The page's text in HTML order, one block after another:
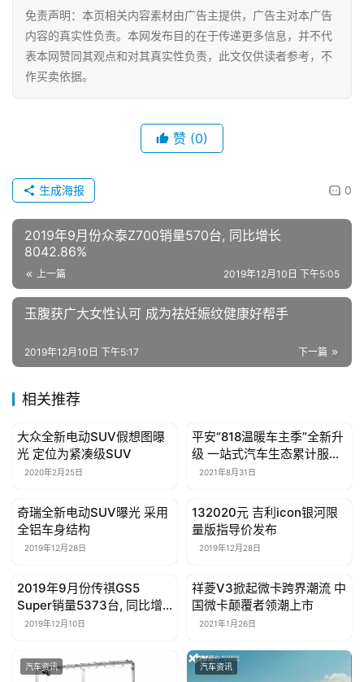
联
系
我
们
免责声明：本页相关内容素材由广告主提供，广告主对本广告
内容的真实性负责。本网发布目的在于传递更多信息，并不代
表本网赞同其观点和对其真实性负责，此文仅供读者参考，不
作买卖依据。
赞 (0)
0
生成海报
2019年9月份众泰Z700销量570台, 同比增长
8042.86%
上一篇 2019年12月10日 下午5:05
玉腹获广大女性认可 成为祛妊娠纹健康好帮手
下一篇
2019年12月10日 下午5:17
相关推荐
汽车资讯
大众全新电动SUV假想图曝
光 定位为紧凑级SUV
2020年2月25日
汽车资讯
平安“818温暖车主季”全新升
级 一站式汽车生态累计服务
逾2亿用户
2021年8月31日
汽车资讯
奇瑞全新电动SUV曝光 采用
全铝车身结构
2019年12月28日
汽车资讯
132020元 吉利icon银河限
量版指导价发布
2019年12月28日
汽车资讯
2019年9月份传祺GS5
Super销量5373台, 同比增
长21392%
2019年12月10日
汽车资讯
祥菱V3掀起微卡跨界潮流 中
国微卡颠覆者领潮上市
2021年1月26日
汽车资讯 汽车资讯